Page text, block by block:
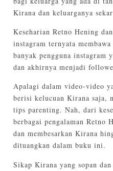
Kirana dan keluarganya
Keseharian Retno Hening
instagram ternyata
banyak pengguna instagram
dan akhirnya menjadi
Apalagi dalam video-video
berisi kelucuan Kirana saja,
tips parenting. Nah, dari
berbagai pengalaman Retno
dan membesarkan Kirana
dituangkan dalam buku ini.
Sikap Kirana yang sopan